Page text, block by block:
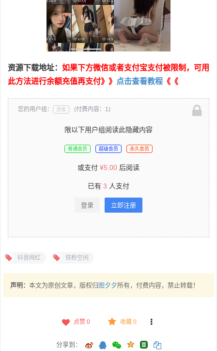
资源下载地址： 如果下方微信或者支付宝支付被限制，可用
此方法进行余额充值再支付》》 点击查看教程 《《
您的用户组： 游客 (付费内容：1)
限以下用户组阅读此隐藏内容
普通会员 超级会员 永久会员
或支付 ¥5.00 后阅读
已有 3 人支付
登录 立即注册
抖音网红 铁粉空间
声明： 本文为原创文章，版权归 图夕夕所有，付费内容，禁止转载！
点赞 0 收藏 0
分享到：